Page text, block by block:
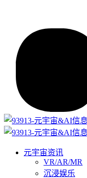
元宇宙资讯
VR/AR/MR
沉浸娱乐